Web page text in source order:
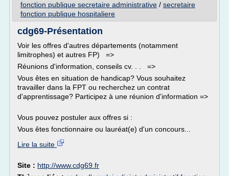
fonction publique secretaire administrative / secretaire
fonction publique hospitaliere
cdg69-Présentation
Voir les offres d'autres départements (notamment
limitrophes) et autres FP) =>
Réunions d'information, conseils cv. . . =>
Vous êtes en situation de handicap? Vous souhaitez
travailler dans la FPT ou recherchez un contrat
d'apprentissage? Participez à une réunion d'information =>
Vous pouvez postuler aux offres si :
Vous êtes fonctionnaire ou lauréat(e) d'un concours...
Lire la suite
Site : http://www.cdg69.fr